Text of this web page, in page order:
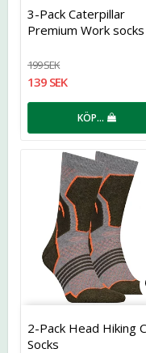
3-Pack Caterpillar
Premium Work socks
199 SEK
139 SEK
KÖP…
2-Pack Head Hiking
Socks